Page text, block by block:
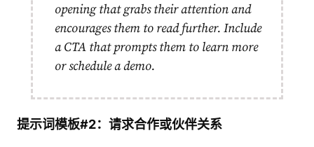
opening that grabs their attention and
encourages them to read further. Include
a CTA that prompts them to learn more
or schedule a demo.
提示词模板#2：请求合作或伙伴关系